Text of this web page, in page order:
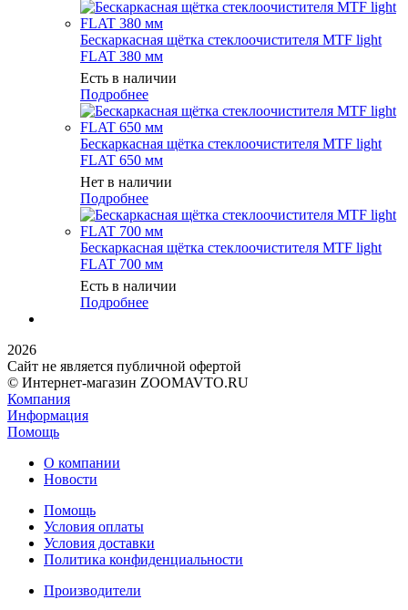
Бескаркасная щётка стеклоочистителя MTF light
FLAT 380 мм
Есть в наличии
Подробнее
Бескаркасная щётка стеклоочистителя MTF light
FLAT 650 мм
Нет в наличии
Подробнее
Бескаркасная щётка стеклоочистителя MTF light
FLAT 700 мм
Есть в наличии
Подробнее
2026
Сайт не является публичной офертой
© Интернет-магазин ZOOMAVTO.RU
Компания
Информация
Помощь
О компании
Новости
Помощь
Условия оплаты
Условия доставки
Политика конфиденциальности
Производители